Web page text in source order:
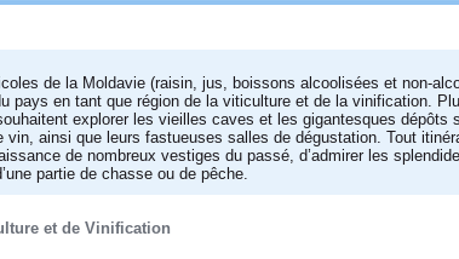
de la Moldavie (raisin, jus, boissons alcoolisées et non-
pays en tant que région de la viticulture et de la vinification.
explorer les vieilles caves et les gigantesques dépôts
ainsi que leurs fastueuses salles de dégustation. Tout
de nombreux vestiges du passé, d’admirer les
partie de chasse ou de pêche.
et de Vinification